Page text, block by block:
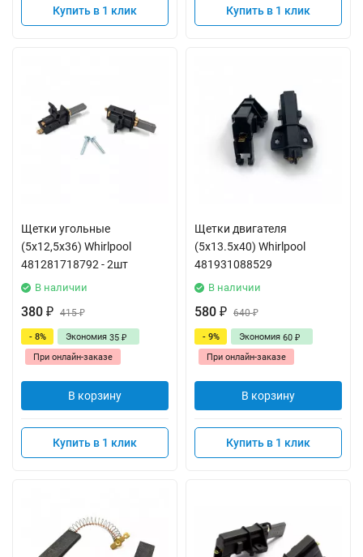
Купить в 1 клик Купить в 1 клик
Щетки угольные
(5x12,5x36) Whirlpool
481281718792 - 2шт
В наличии
380 ₽ 415₽
- 8% Экономия 35 ₽
При онлайн-заказе
В корзину
Купить в 1 клик
Щетки двигателя
(5x13.5x40) Whirlpool
481931088529
В наличии
580 ₽ 640₽
- 9% Экономия 60 ₽
При онлайн-заказе
В корзину
Купить в 1 клик